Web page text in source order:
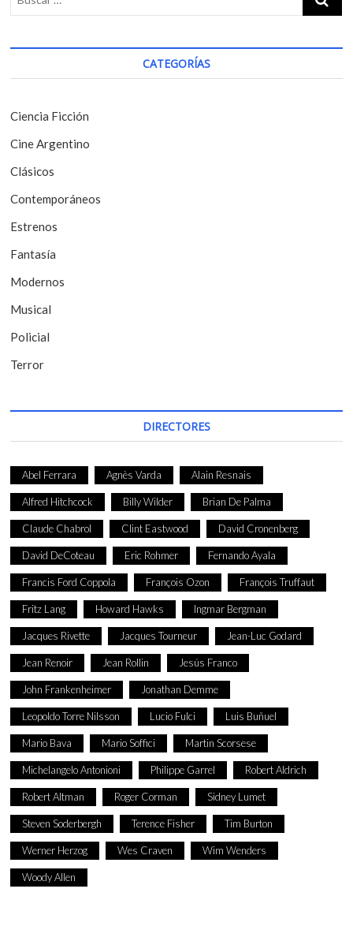
i
ó
n
e
e
n
t
r
a
d
a
s
p
s
:
:
CATEGORÍAS
Ciencia Ficción
Cine Argentino
Clásicos
Contemporáneos
Estrenos
Fantasía
Modernos
Musical
Policial
Terror
DIRECTORES
Abel Ferrara Agnès Varda Alain Resnais
Alfred Hitchcock Billy Wilder Brian De Palma
Claude Chabrol Clint Eastwood David Cronenberg
David DeCoteau Eric Rohmer Fernando Ayala
Francis Ford Coppola François Ozon François Truffaut
Fritz Lang Howard Hawks Ingmar Bergman
Jacques Rivette Jacques Tourneur Jean-Luc Godard
Jean Renoir Jean Rollin Jesús Franco
John Frankenheimer Jonathan Demme
Leopoldo Torre Nilsson Lucio Fulci Luis Buñuel
Mario Bava Mario Soffici Martin Scorsese
Michelangelo Antonioni Philippe Garrel Robert Aldrich
Robert Altman Roger Corman Sidney Lumet
Steven Soderbergh Terence Fisher Tim Burton
Werner Herzog Wes Craven Wim Wenders
Woody Allen